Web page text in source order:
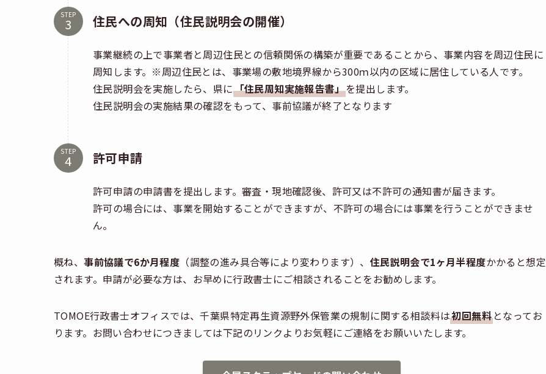
STEP 住民への周知（住民説明会の開催）
事業継続の上で事業者と周辺住民との信頼関係の構築が重要であることから、事業内容を周辺住民に
周知します。※周辺住民とは、事業場の敷地境界線から300ｍ以内の区域に居住している人です。
住民説明会を実施したら、県に「住民周知実施報告書」を提出します。
住民説明会の実施結果の確認をもって、事前協議が終了となります
STEP 許可申請
許可申請の申請書を提出します。審査・現地確認後、許可又は不許可の通知書が届きます。
許可の場合には、事業を開始することができますが、不許可の場合には事業を行うことができませ
ん。
概ね、事前協議で6か月程度 （調整の進み具合等により変わります）、 住民説明会で1ヶ月半程度かかると想定
されます。申請が必要な方は、お早めに行政書士にご相談されることをお勧めします。
TOMOE行政書士オフィスでは、千葉県特定再生資源野外保管業の規制に関する相談料は初回無料 となってお
ります。お問い合わせにつきましては下記のリンクよりお気軽にご連絡をお願いいたします。